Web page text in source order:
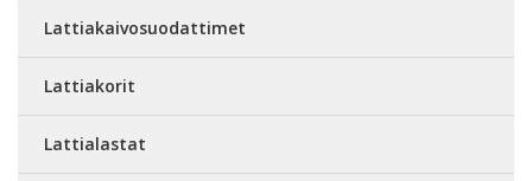
Lattiakaivosuodattimet
Lattiakorit
Lattialastat